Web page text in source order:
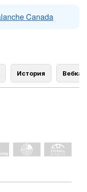
Canada
История